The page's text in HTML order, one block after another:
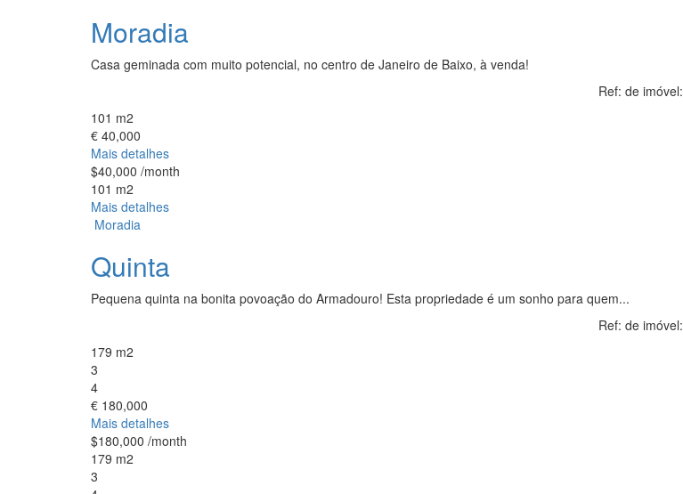
Moradia
Casa geminada com muito potencial, no centro de Janeiro de Baixo, à venda!
Ref: de imóvel:
101 m2
€ 40,000
Mais detalhes
$40,000 /month
101 m2
Mais detalhes
Moradia
Quinta
Pequena quinta na bonita povoação do Armadouro! Esta propriedade é um sonho para quem...
Ref: de imóvel:
179 m2
3
4
€ 180,000
Mais detalhes
$180,000 /month
179 m2
3